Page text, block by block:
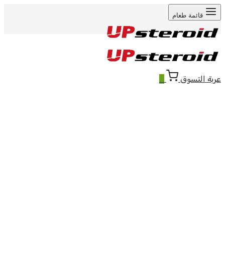
قائمة طعام
عربة التسوق